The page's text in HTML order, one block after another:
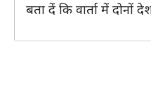
बता दें कि वार्ता में दोनों